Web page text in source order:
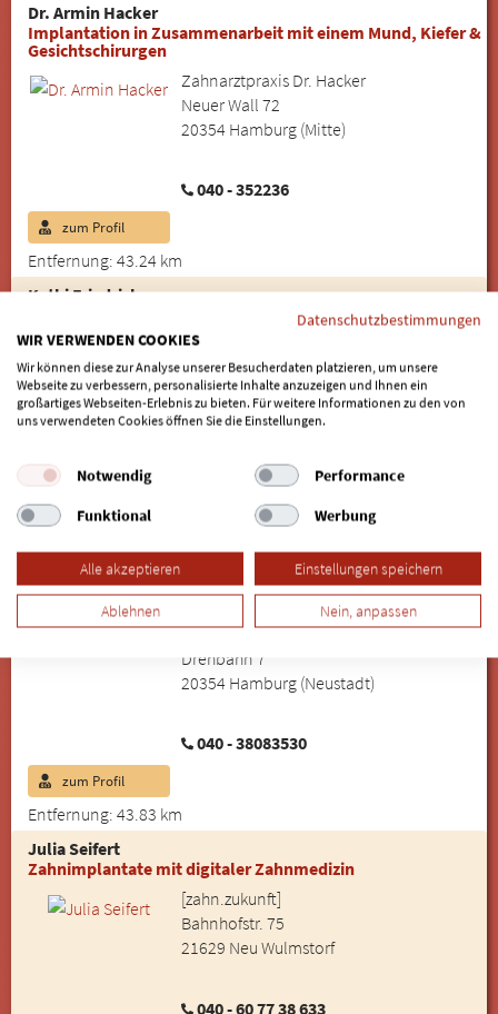
Dr. Armin Hacker
Implantation in Zusammenarbeit mit einem Mund, Kiefer &
Gesichtschirurgen
Zahnarztpraxis Dr. Hacker
Neuer Wall 72
20354 Hamburg (Mitte)
040 - 352236
Entfernung: 43.24 km
zum Profil
Kathi Friedrich
Spezialistin für Implantatprothetik, Zahntechnikerin
Zahnarztpraxis Dres. Adam, Friedrich,
Brinkmann
Drehbahn 7
20354 Hamburg (Neustadt)
040 - 38083530
Entfernung: 43.83 km
zum Profil
Dr. Timo Adam
Zertifizierter Zahnarzt für Implantologie, Zahntechniker
Dres. Adam, Friedrich, Brinkmann
Drehbahn 7
20354 Hamburg (Neustadt)
040 - 38083530
Entfernung: 43.83 km
zum Profil
Julia Seifert
Zahnimplantate mit digitaler Zahnmedizin
[zahn.zukunft]
Bahnhofstr. 75
21629 Neu Wulmstorf
040 - 60 77 38 633
Datenschutzbestimmungen
WIR VERWENDEN COOKIES
Wir können diese zur Analyse unserer Besucherdaten platzieren, um unsere
Webseite zu verbessern, personalisierte Inhalte anzuzeigen und Ihnen ein
großartiges Webseiten-Erlebnis zu bieten. Für weitere Informationen zu den von
uns verwendeten Cookies öffnen Sie die Einstellungen.
Notwendig
Performance
Funktional
Werbung
Alle akzeptieren Einstellungen speichern
Ablehnen Nein, anpassen